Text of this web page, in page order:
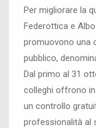
Per migliorare la
Federottica e
promuovono una
pubblico,
Dal primo al 31
colleghi offrono
un controllo
professionalità al